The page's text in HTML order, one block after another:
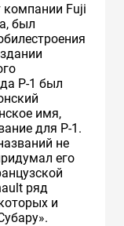
компании Fuji
был
P-1 был
имя,
для P-1.
не
его
ряд
и